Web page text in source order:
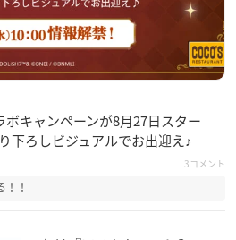
キャンペーンが8月27日スター
下ろしビジュアルでお出迎え♪
3コメント
！